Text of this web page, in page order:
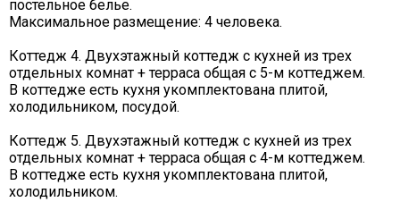
постельное белье.
Максимальное размещение: 4 человека.
Коттедж 4. Двухэтажный коттедж с кухней из трех
отдельных комнат + терраса общая с 5-м коттеджем.
В коттедже есть кухня укомплектована плитой,
холодильником, посудой.
Коттедж 5. Двухэтажный коттедж с кухней из трех
отдельных комнат + терраса общая с 4-м коттеджем.
В коттедже есть кухня укомплектована плитой,
холодильником.